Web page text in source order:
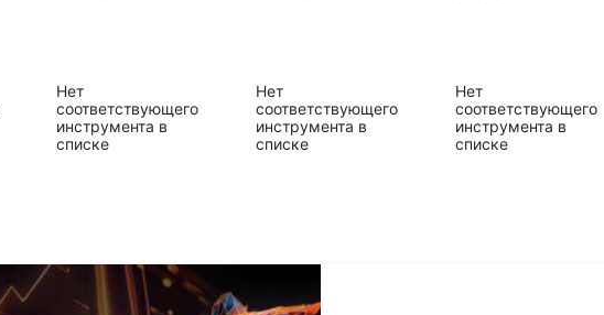
Нет
соответствующего
инструмента в
списке
Нет
соответствующего
инструмента в
списке
Нет
соответствующего
инструмента в
списке